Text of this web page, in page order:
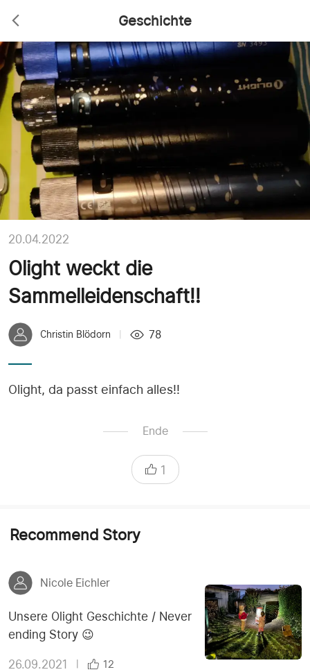
Geschichte
20.04.2022
Olight weckt die
Sammelleidenschaft!!
Christin Blödorn 78
Olight, da passt einfach alles!!
Ende
1
Recommend Story
Nicole Eichler
Unsere Olight Geschichte / Never
ending Story 😉
26.09.2021 | 12